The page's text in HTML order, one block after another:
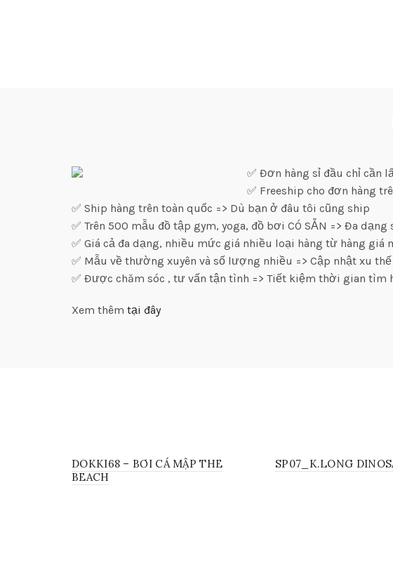
✅ Đơn hàng sỉ đầu chỉ cần
✅ Freeship cho đơn hàng
✅ Ship hàng trên toàn quốc => Dù bạn ở đâu tôi cũng ship
✅ Trên 500 mẫu đồ tập gym, yoga, đồ bơi CÓ SẴN => Đa
✅ Giá cả đa dạng, nhiều mức giá nhiều loại hàng từ hàng giá
✅ Mẫu về thường xuyên và số lượng nhiều => Cập nhật xu
✅ Được chăm sóc , tư vấn tận tình => Tiết kiệm thời gian tìm
Xem thêm tại đây
DOKKI68 – BƠI CÁ MẬP THE
BEACH
SP07_K.LONG